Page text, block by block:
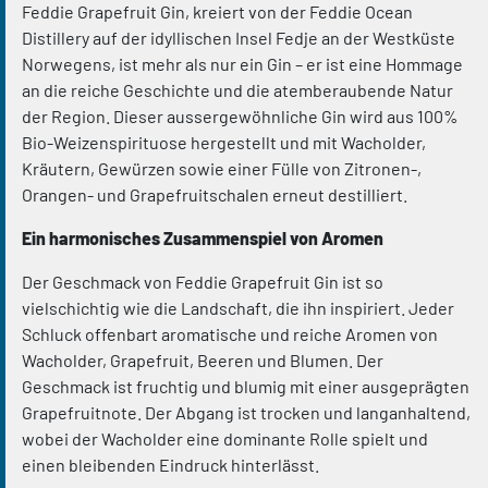
Feddie Grapefruit Gin, kreiert von der Feddie Ocean
Distillery auf der idyllischen Insel Fedje an der Westküste
Norwegens, ist mehr als nur ein Gin – er ist eine Hommage
an die reiche Geschichte und die atemberaubende Natur
der Region. Dieser aussergewöhnliche Gin wird aus 100%
Bio-Weizenspirituose hergestellt und mit Wacholder,
Kräutern, Gewürzen sowie einer Fülle von Zitronen-,
Orangen- und Grapefruitschalen erneut destilliert.
Ein harmonisches Zusammenspiel von Aromen
Der Geschmack von Feddie Grapefruit Gin ist so
vielschichtig wie die Landschaft, die ihn inspiriert. Jeder
Schluck offenbart aromatische und reiche Aromen von
Wacholder, Grapefruit, Beeren und Blumen. Der
Geschmack ist fruchtig und blumig mit einer ausgeprägten
Grapefruitnote. Der Abgang ist trocken und langanhaltend,
wobei der Wacholder eine dominante Rolle spielt und
einen bleibenden Eindruck hinterlässt.